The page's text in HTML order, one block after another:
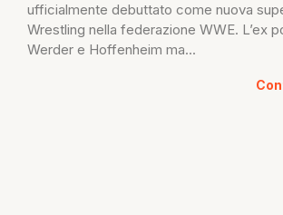
ufficialmente debuttato come nuova
Wrestling nella federazione WWE. L’ex
Werder e Hoffenheim ma...